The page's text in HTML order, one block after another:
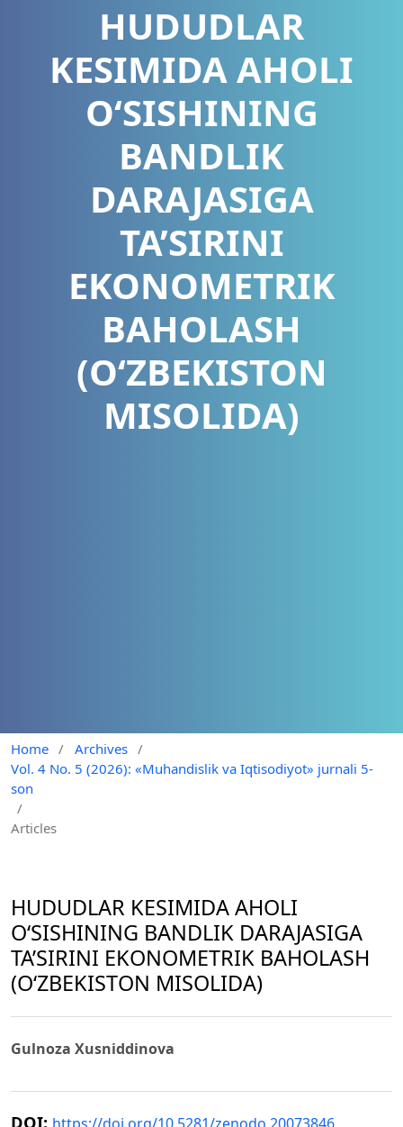
HUDUDLAR
KESIMIDA AHOLI
O‘SISHINING
BANDLIK
DARAJASIGA
TA’SIRINI
EKONOMETRIK
BAHOLASH
(O‘ZBEKISTON
MISOLIDA)
Home / Archives /
Vol. 4 No. 5 (2026): «Muhandislik va Iqtisodiyot» jurnali 5-
son
/
Articles
HUDUDLAR KESIMIDA AHOLI
O‘SISHINING BANDLIK DARAJASIGA
TA’SIRINI EKONOMETRIK BAHOLASH
(O‘ZBEKISTON MISOLIDA)
Gulnoza Xusniddinova
DOI: